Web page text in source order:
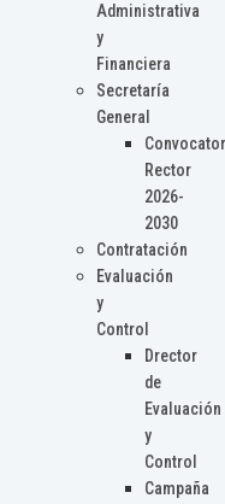
Administrativa
y
Financiera
Secretaría
General
Rector
2026-
2030
Contratación
Evaluación
y
Control
Drector
de
Evaluación
y
Control
Campaña